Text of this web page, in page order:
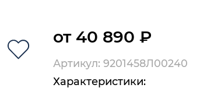
от 40 890 ₽
Артикул: 9201458Л00240
Характеристики: